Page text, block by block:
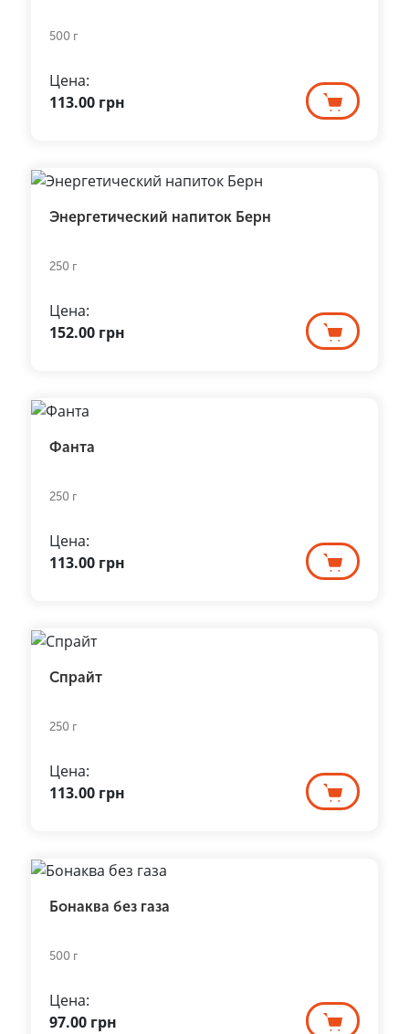
500 г
Цена:
113.00 грн
Энергетический напиток Берн
250 г
Цена:
152.00 грн
Фанта
250 г
Цена:
113.00 грн
Спрайт
250 г
Цена:
113.00 грн
Бонаква без газа
500 г
Цена:
97.00 грн